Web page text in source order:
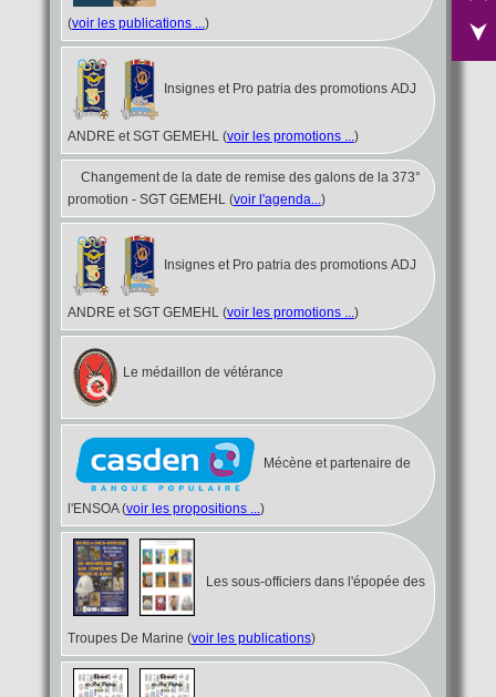
(voir les publications ...)
Insignes et Pro patria des promotions ADJ
ANDRE et SGT GEMEHL (voir les promotions ...)
Changement de la date de remise des galons de la 373°
promotion - SGT GEMEHL(voir l'agenda...)
Insignes et Pro patria des promotions ADJ
ANDRE et SGT GEMEHL (voir les promotions ...)
Le médaillon de vétérance
Mécène et partenaire de
l'ENSOA (voir les propositions ...)
Les sous-officiers dans l'épopée des
Troupes De Marine (voir les publications)